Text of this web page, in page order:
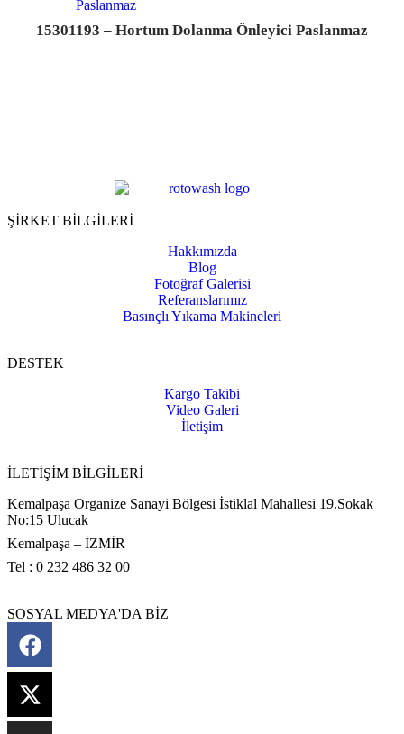
15301193 – Hortum Dolanma Önleyici Paslanmaz
ŞİRKET BİLGİLERİ
Hakkımızda
Blog
Fotoğraf Galerisi
Referanslarımız
Basınçlı Yıkama Makineleri
DESTEK
Kargo Takibi
Video Galeri
İletişim
İLETİŞİM BİLGİLERİ
Kemalpaşa Organize Sanayi Bölgesi İstiklal Mahallesi 19.Sokak
No:15 Ulucak
Kemalpaşa – İZMİR
Tel : 0 232 486 32 00
SOSYAL MEDYA'DA BİZ